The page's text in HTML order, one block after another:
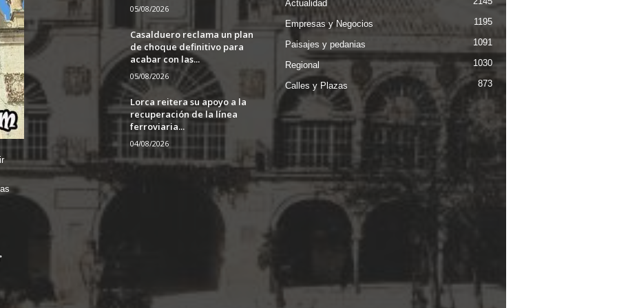
05/08/2026
Casalduero reclama un plan
de choque definitivo para
acabar con las...
05/08/2026
Lorca reitera su apoyo a la
recuperación de la línea
ferroviaria...
04/08/2026
Actualidad
Empresas y Negocios 1195
Paisajes y pedanias 1091
Regional 1030
Calles y Plazas 873